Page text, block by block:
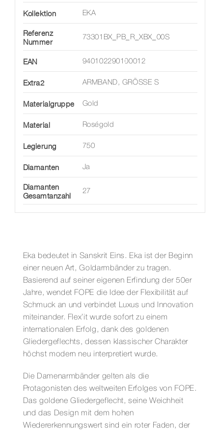
Kollektion EKA
Referenz
Nummer
73301BX_PB_R_XBX_00S
EAN 940102290100012
Extra2 ARMBAND, GRÖSSE S
Materialgruppe Gold
Material Roségold
Legierung 750
Diamanten Ja
Diamanten
Gesamtanzahl
27
Eka bedeutet in Sanskrit Eins. Eka ist der Beginn
einer neuen Art, Goldarmbänder zu tragen.
Basierend auf seiner eigenen Erfindung der 50er
Jahre, wendet FOPE die Idee der Flexibilität auf
Schmuck an und verbindet Luxus und Innovation
miteinander. Flex’it wurde sofort zu einem
internationalen Erfolg, dank des goldenen
Gliedergeflechts, dessen klassischer Charakter
höchst modern neu interpretiert wurde.
Die Damenarmbänder gelten als die
Protagonisten des weltweiten Erfolges von FOPE.
Das goldene Gliedergeflecht, seine Weichheit
und das Design mit dem hohen
Wiedererkennungswert sind ein roter Faden, der